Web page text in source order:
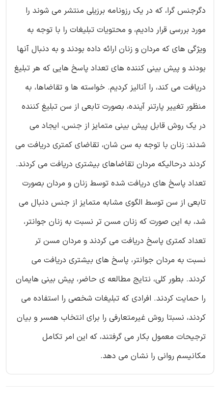
دگرجنس گرا، که در یک رزونامه برزیلی منتشر می شوند را
مورد بررسی قرار دادیم، و محتویات تبلیغات را با توجه به
ویژگی های که مردان و زنان ارائه داده بودند و به دنبال آنها
بودند و پیش بینی کننده های تعداد پاسخ هایی که هر تبلیغ
دریافت می کند، را آنالیز کردیم. خواسته ها و تقاضاها، به
منظور تغییر پارتنر آینده، بصورت تابعی از سن تبلیغ کننده
در یک روش قابل پیش بینی متمایز از جنس، ایجاد می
شدند: زنان با توجه به سن شان، تقاضای کمتری دریافت می
کردند درحالیکه مردان تقاضاهای بیشتری دریافت می کردند.
تعداد پاسخ های دریافت شده توسط زنان و مردان بصورت
تابعی از سن توسط الگوی مشابه متمایز از جنس دنبال می
شد، به این صورت که زنان مسن تر نسبت به زنان جوانتر،
تعداد کمتری پاسخ دریافت می کردند و مردان مسن تر
نسبت به مردان جوانتر، پاسخ های بیشتری دریافت می
کردند. بطور کلی، نتایج مطالعه ی حاضر، پیش بینی هایمان
را حمایت کردند. افرادی که تبلیغات شخصی را استفاده می
کردند، نسبتا روش غیرمتعارفی را برای انتخاب همسر و بیان
ترجیحات معمول بکار می گرفتند، که این امر تکامل
مکانیسم روانی را نشان می دهد.